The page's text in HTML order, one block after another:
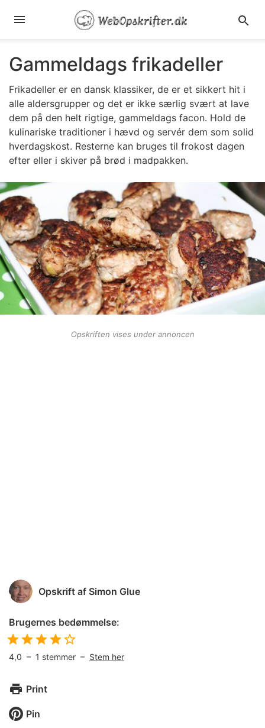
Gammeldags frikadeller
Frikadeller er en dansk klassiker, de er et sikkert hit i
alle aldersgrupper og det er ikke særlig svært at lave
dem på den helt rigtige, gammeldags facon. Hold de
kulinariske traditioner i hævd og servér dem som solid
hverdagskost. Resterne kan bruges til frokost dagen
efter eller i skiver på brød i madpakken.
Opskriften vises under annoncen
Opskrift af Simon Glue
Brugernes bedømmelse:
4,0 – 1 stemmer – Stem her
Print
Pin